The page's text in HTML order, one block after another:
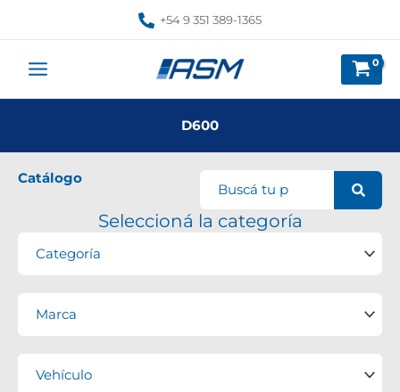
+54 9 351 389-1365
D600
Catálogo
Seleccioná la categoría